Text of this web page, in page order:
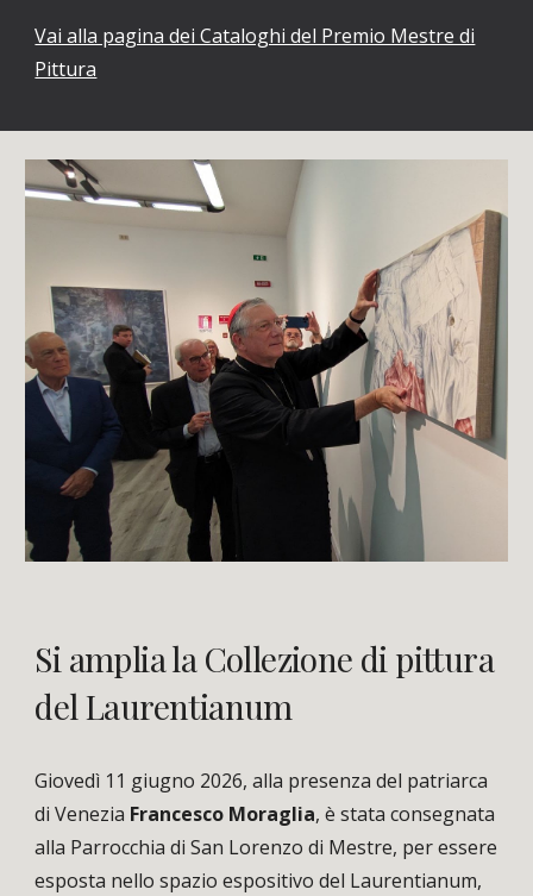
Vai alla pagina dei Cataloghi del Premio Mestre di
Pittura
Si amplia la Collezione di pittura
del Laurentianum
Giovedì 11 giugno 2026,alla presenza del patriarca
di Venezia Francesco Moraglia, è stata consegnata
alla Parrocchia di San Lorenzo di Mestre, per essere
esposta nello spazio espositivo del Laurentianum,